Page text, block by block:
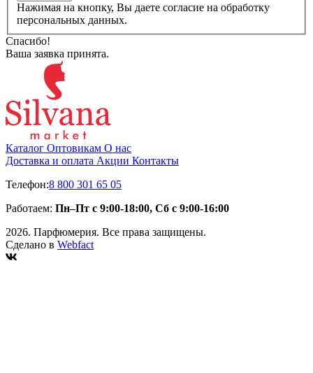
Нажимая на кнопку, Вы даете согласие на обработку
персональных данных.
Спасибо!
Ваша заявка принята.
Каталог Оптовикам О нас
Доставка и оплата Акции Контакты
Телефон:8 800 301 65 05
Работаем: Пн–Пт с 9:00-18:00, Сб с 9:00-16:00
2026. Парфюмерия. Все права защищены.
Сделано в Webfact